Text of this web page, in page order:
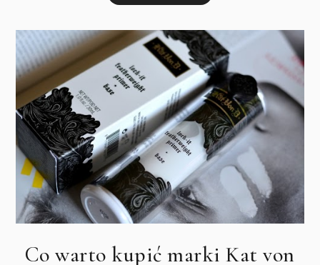
Co warto kupić marki Kat von